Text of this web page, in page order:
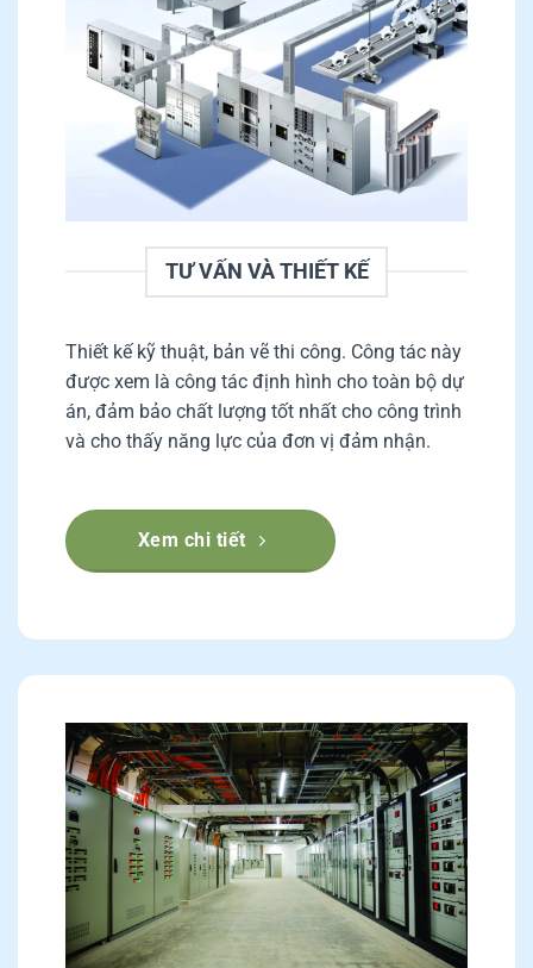
TƯ VẤN VÀ THIẾT KẾ
Thiết kế kỹ thuật, bản vẽ thi công. Công tác này
được xem là công tác định hình cho toàn bộ dự
án, đảm bảo chất lượng tốt nhất cho công trình
và cho thấy năng lực của đơn vị đảm nhận.
Xem chi tiết